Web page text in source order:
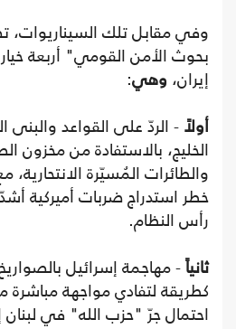
وفي مقابل تلك
بحوث الأمن القومي" أربعة
إيران، وهي:
أولاً - الردّ على القواعد والبنى
الخليج، بالاستفادة من مخزون
والطائرات المُسيّرة
خطر استدراج ضربات أميركية
رأس النظام.
ثانياً- مهاجمة إسرائيل
كطريقة لتفادي مواجهة مباشرة
احتمال جرّ "حزب الله" في